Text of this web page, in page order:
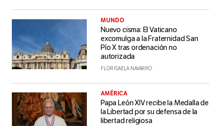
MUNDO
Nuevo cisma: El Vaticano
excomulga a la Fraternidad San
Pío X tras ordenación no
autorizada
FLOR ISAELA NAVARRO
AMÉRICA
Papa León XIV recibe la Medalla de
la Libertad por su defensa de la
libertad religiosa